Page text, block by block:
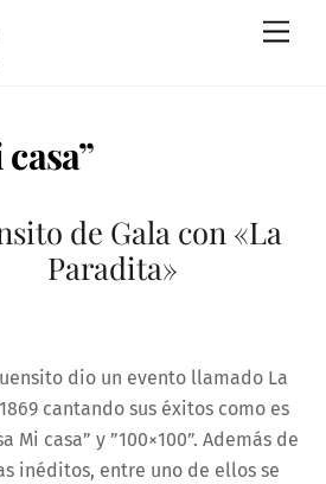
de Gala con «La
Paradita»
dio un evento llamado La
cantando sus éxitos como es
Mi casa” y ”100×100”. Además de
inéditos, entre uno de ellos se